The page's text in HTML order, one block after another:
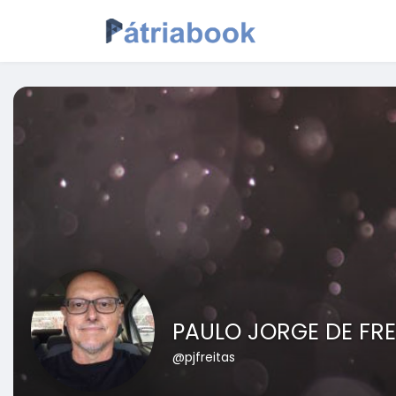
PAULO JORGE DE
@pjfreitas